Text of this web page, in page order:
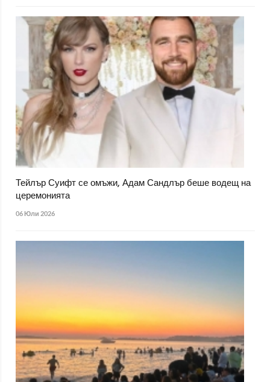
Тейлър Суифт се омъжи, Адам Сандлър беше водещ на
церемонията
06 Юли 2026